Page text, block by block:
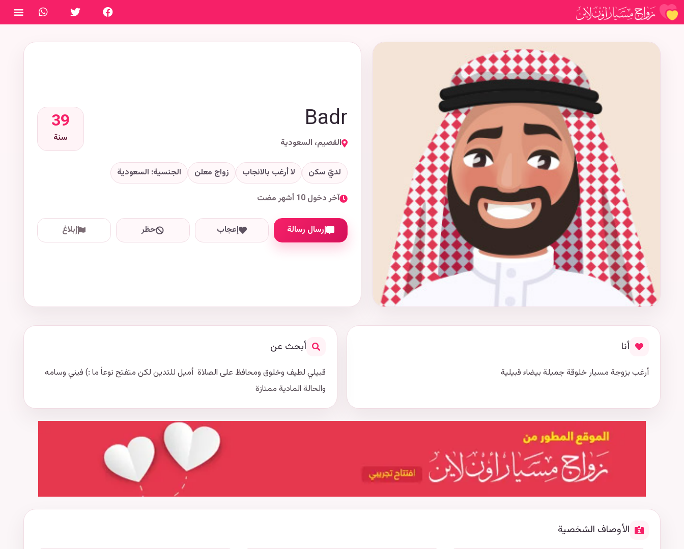
فتح
Badr
القصيم، السعودية
39
سنة
لديّ سكن لا أرغب بالانجاب زواج معلن الجنسية: السعودية
آخر دخول 10 أشهر مضت
إرسال رسالة إعجاب حظر إبلاغ
أنا
أرغب بزوجة مسيار خلوقة جميلة بيضاء قبيلية
أبحث عن
قبيلي لطيف وخلوق ومحافظ على الصلاة أميل للتدين لكن متفتح نوعاً ما :) فيني وسامه
والحالة المادية ممتازة
الأوصاف الشخصية